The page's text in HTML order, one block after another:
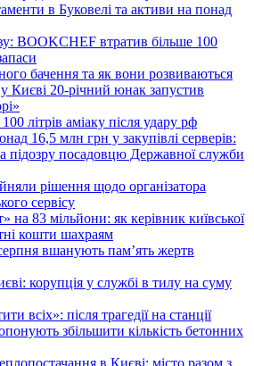
в Буковелі та активи на понад
BOOKCHEF втратив більше 100
бачення та як вони розвиваються
Києві 20-річний юнак запустив
літрів аміаку після удару рф
16,5 млн грн у закупівлі серверів:
підозру посадовцю Державної служби
рішення щодо організатора
сервісу
83 мільйони: як керівник київської
кошти шахраям
вшанують пам’ять жертв
корупція у службі в тилу на суму
всіх»: після трагедії на станції
збільшити кількість бетонних